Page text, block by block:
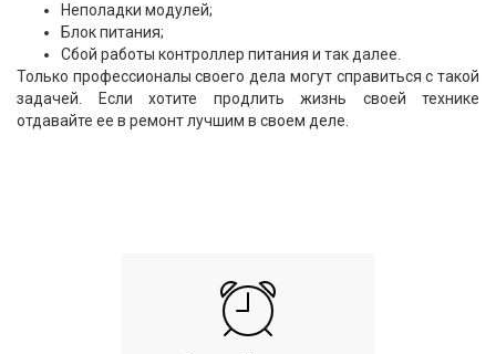
Неполадки модулей;
Блок питания;
Сбой работы контроллер питания и так далее.
Только профессионалы своего дела могут справиться с такой
задачей. Если хотите продлить жизнь своей технике
отдавайте ее в ремонт лучшим в своем деле.